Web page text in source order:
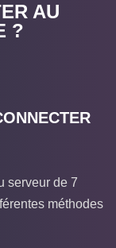
AU
?
serveur de 7
méthodes